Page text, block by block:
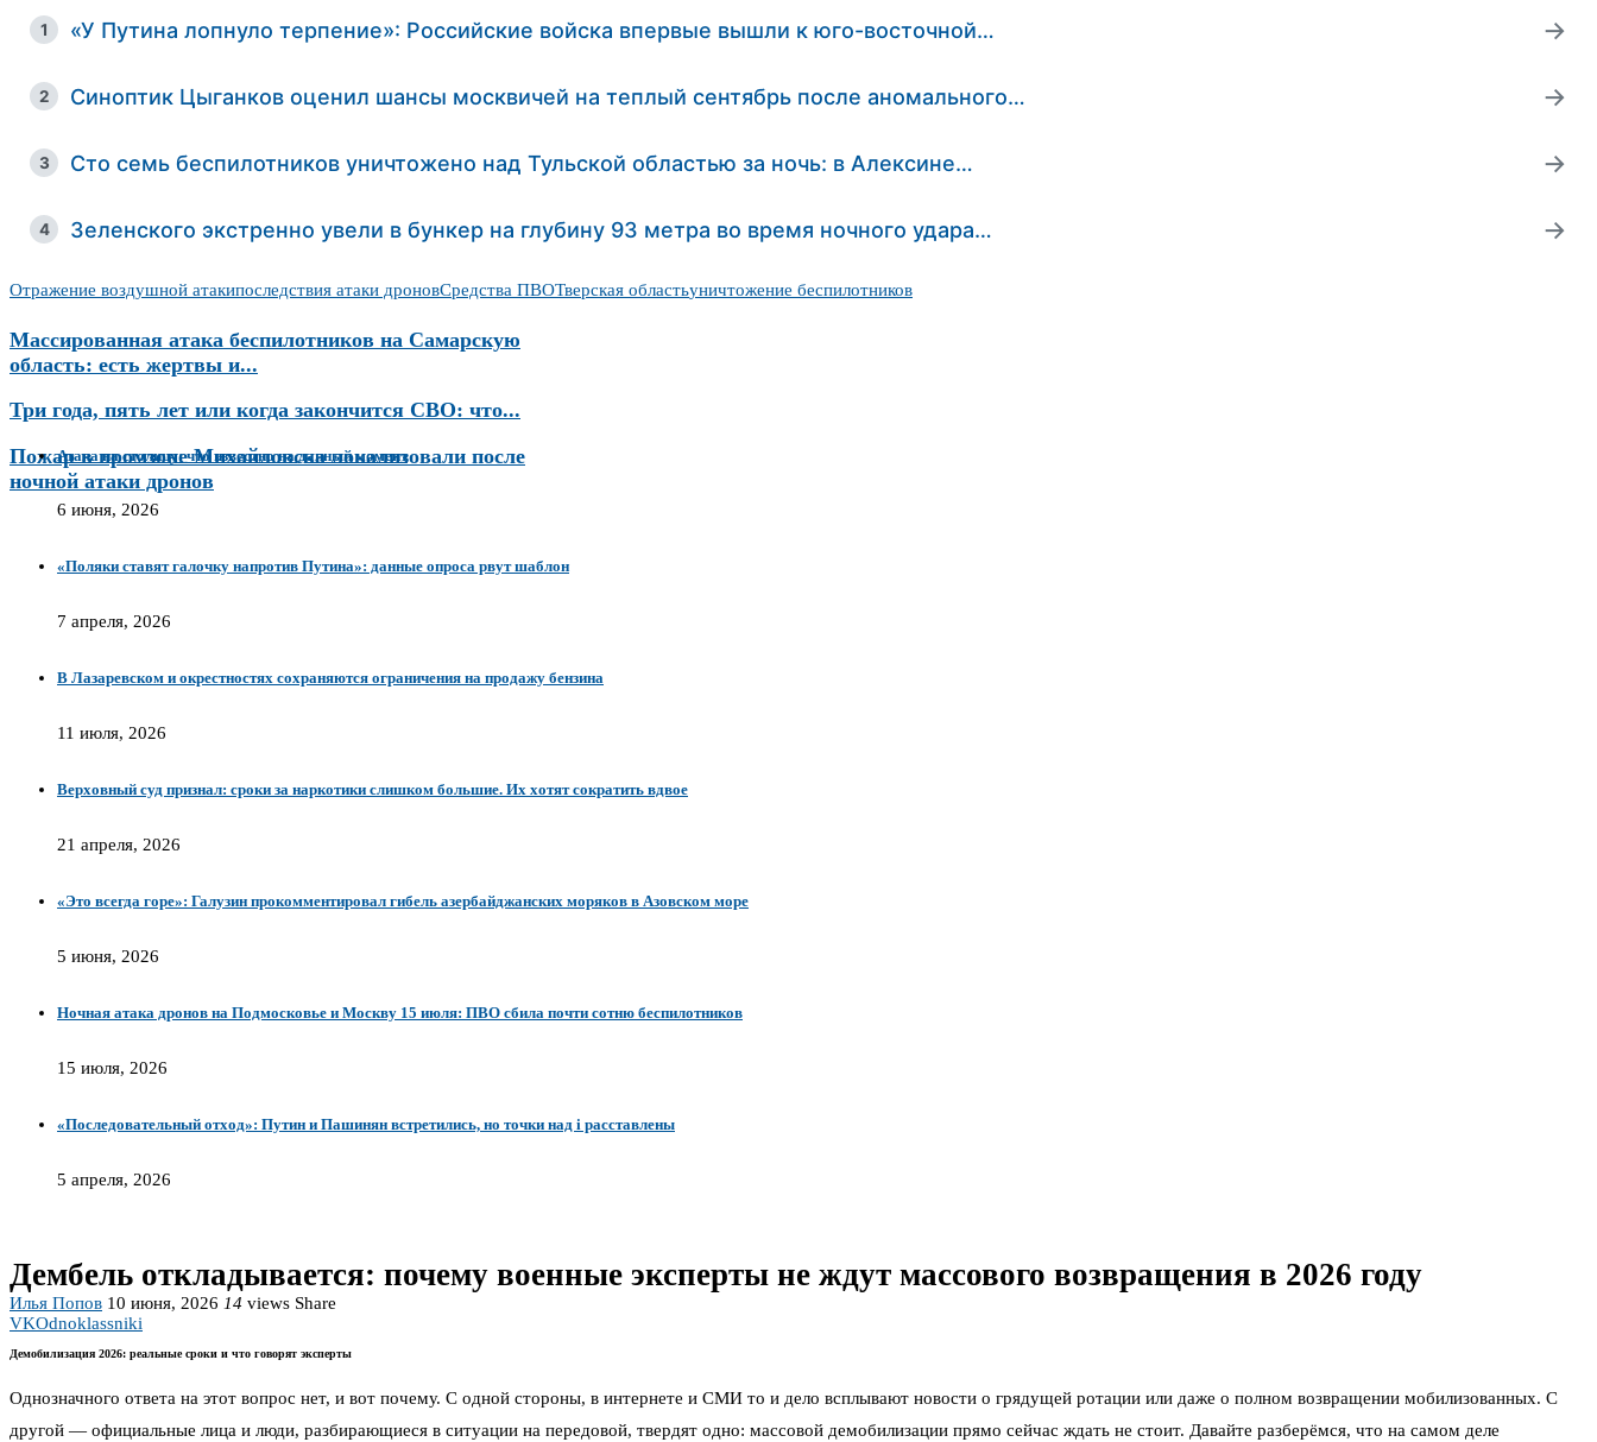
1 «У Путина лопнуло терпение»: Российские войска впервые вышли к юго-восточной… →
2 Синоптик Цыганков оценил шансы москвичей на теплый сентябрь после аномального… →
3 Сто семь беспилотников уничтожено над Тульской областью за ночь: в Алексине… →
4 Зеленского экстренно увели в бункер на глубину 93 метра во время ночного удара… →
Отражение воздушной атакипоследствия атаки дроновСредства ПВОТверская областьуничтожение беспилотников
Массированная атака беспилотников на Самарскую
область: есть жертвы и...
Три года, пять лет или когда закончится СВО: что...
Пожар в промзоне Михайловска локализовали после
ночной атаки дронов
Атака на столицу: что известно на данный момент
6 июня, 2026
«Поляки ставят галочку напротив Путина»: данные опроса рвут шаблон
7 апреля, 2026
В Лазаревском и окрестностях сохраняются ограничения на продажу бензина
11 июля, 2026
Верховный суд признал: сроки за наркотики слишком большие. Их хотят сократить вдвое
21 апреля, 2026
«Это всегда горе»: Галузин прокомментировал гибель азербайджанских моряков в Азовском море
5 июня, 2026
Ночная атака дронов на Подмосковье и Москву 15 июля: ПВО сбила почти сотню беспилотников
15 июля, 2026
«Последовательный отход»: Путин и Пашинян встретились, но точки над i расставлены
5 апреля, 2026
Дембель откладывается: почему военные эксперты не ждут массового возвращения в 2026 году
Илья Попов 10 июня, 2026 14 views Share
VKOdnoklassniki
Демобилизация 2026: реальные сроки и что говорят эксперты
Однозначного ответа на этот вопрос нет, и вот почему. С одной стороны, в интернете и СМИ то и дело всплывают новости о грядущей ротации или даже о полном возвращении мобилизованных. С
другой — официальные лица и люди, разбирающиеся в ситуации на передовой, твердят одно: массовой демобилизации прямо сейчас ждать не стоит. Давайте разберёмся, что на самом деле